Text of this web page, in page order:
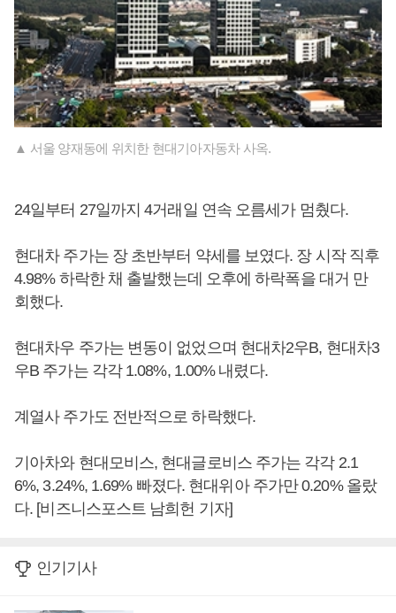
▲ 서울 양재동에 위치한 현대기아자동차 사옥.
24일부터 27일까지 4거래일 연속 오름세가 멈췄다.
현대차 주가는 장 초반부터 약세를 보였다. 장 시작 직후
4.98% 하락한 채 출발했는데 오후에 하락폭을 대거 만
회했다.
현대차우 주가는 변동이 없었으며 현대차2우B, 현대차3
우B 주가는 각각 1.08%, 1.00% 내렸다.
계열사 주가도 전반적으로 하락했다.
기아차와 현대모비스, 현대글로비스 주가는 각각 2.1
6%, 3.24%, 1.69% 빠졌다. 현대위아 주가만 0.20% 올랐
다. [비즈니스포스트 남희헌 기자]
인기기사